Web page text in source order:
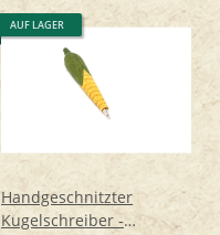
AUF LAGER
Handgeschnitzter
Kugelschreiber -